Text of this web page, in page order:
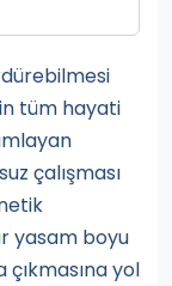
tüm hayati
çalışması
yasam boyu
yol